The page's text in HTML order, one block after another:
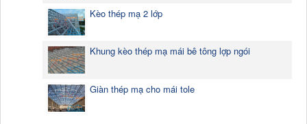
Kèo thép mạ 2 lớp
Khung kèo thép mạ mái bê tông lợp ngói
Giàn thép mạ cho mái tole